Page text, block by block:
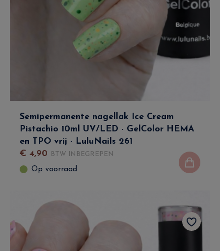
Semipermanente nagellak Ice Cream
Pistachio 10ml UV/LED - GelColor HEMA
en TPO vrij - LuluNails 261
€ 4,90 BTW INBEGREPEN
Op voorraad